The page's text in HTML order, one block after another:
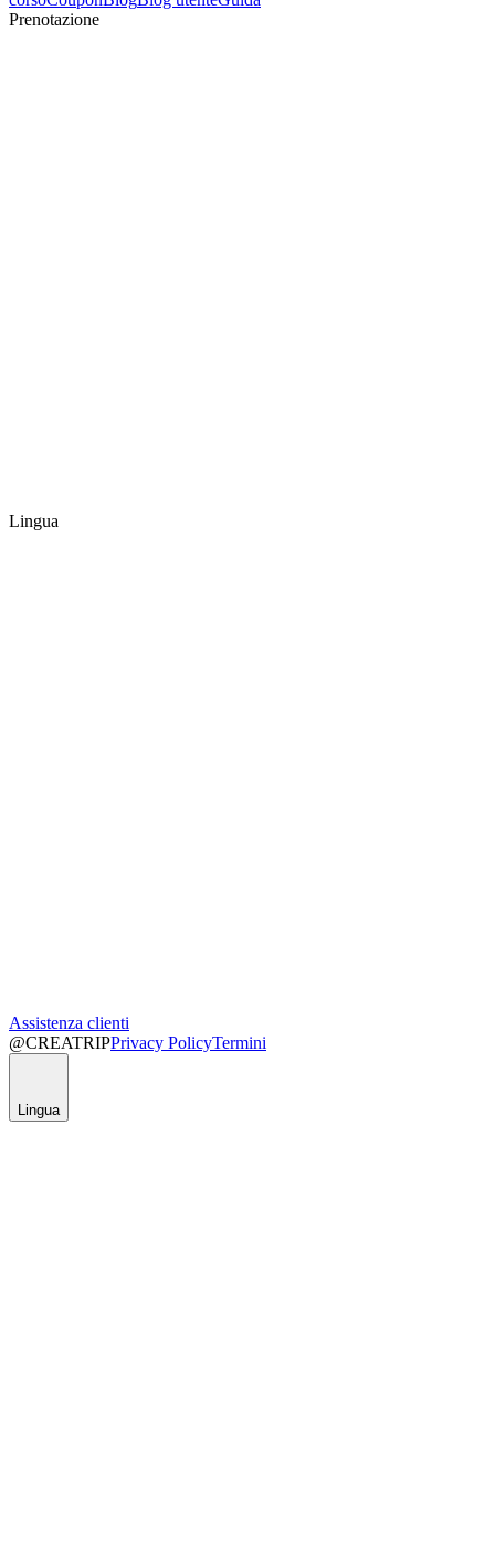
Prenotazione
Lingua
Assistenza clienti
@CREATRIPPrivacy PolicyTermini
Lingua